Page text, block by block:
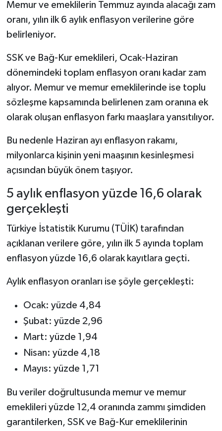
Memur ve emeklilerin Temmuz ayında alacağı zam
oranı, yılın ilk 6 aylık enflasyon verilerine göre
belirleniyor.
SSK ve Bağ-Kur emeklileri, Ocak-Haziran
dönemindeki toplam enflasyon oranı kadar zam
alıyor. Memur ve memur emeklilerinde ise toplu
sözleşme kapsamında belirlenen zam oranına ek
olarak oluşan enflasyon farkı maaşlara yansıtılıyor.
Bu nedenle Haziran ayı enflasyon rakamı,
milyonlarca kişinin yeni maaşının kesinleşmesi
açısından büyük önem taşıyor.
5 aylık enflasyon yüzde 16,6 olarak
gerçekleşti
Türkiye İstatistik Kurumu (TÜİK) tarafından
açıklanan verilere göre, yılın ilk 5 ayında toplam
enflasyon yüzde 16,6 olarak kayıtlara geçti.
Aylık enflasyon oranları ise şöyle gerçekleşti:
Ocak: yüzde 4,84
Şubat: yüzde 2,96
Mart: yüzde 1,94
Nisan: yüzde 4,18
Mayıs: yüzde 1,71
Bu veriler doğrultusunda memur ve memur
emeklileri yüzde 12,4 oranında zammı şimdiden
garantilerken, SSK ve Bağ-Kur emeklilerinin